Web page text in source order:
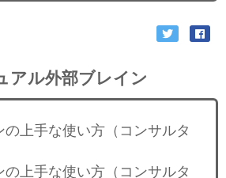
アル外部ブレイン
の上手な使い方（コンサルタ
の上手な使い方（コンサルタ